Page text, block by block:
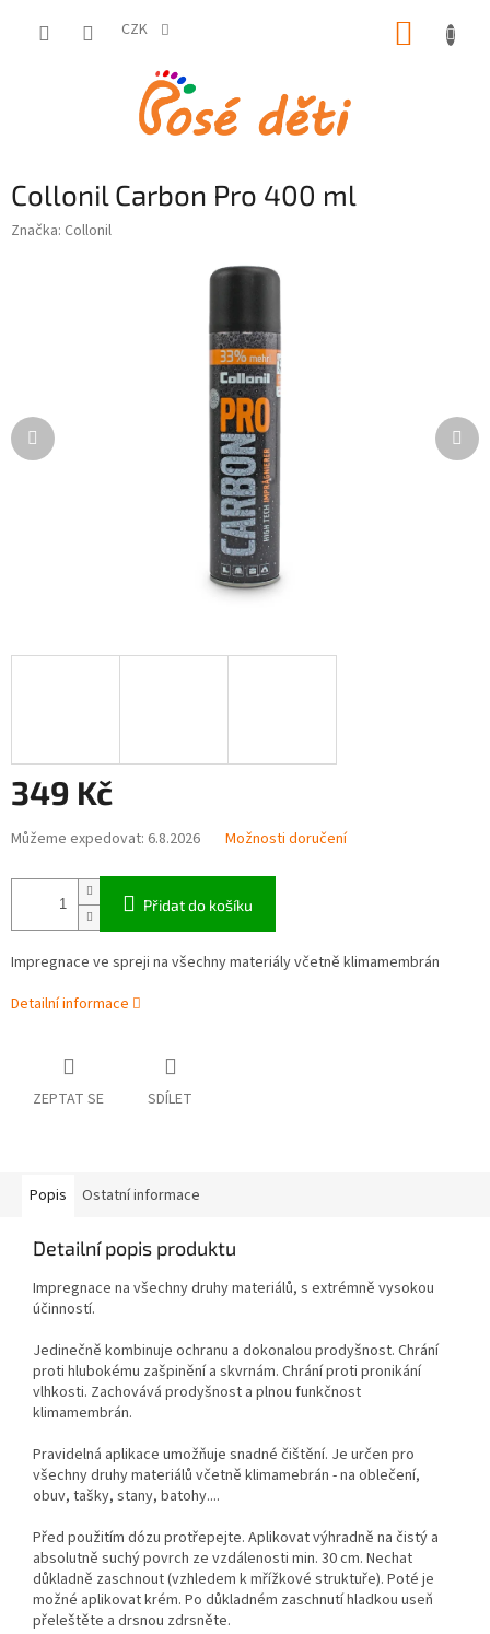
CZK
Collonil Carbon Pro 400 ml
Značka: Collonil
349 Kč
Měrná
cena:
Můžeme expedovat: 6.8.2026 Možnosti doručení
Přidat do košíku
Impregnace ve spreji na všechny materiály včetně klimamembrán
Detailní informace
ZEPTAT SE SDÍLET
Popis Ostatní informace
Detailní popis produktu
Impregnace na všechny druhy materiálů, s extrémně vysokou
účinností.
Jedinečně kombinuje ochranu a dokonalou prodyšnost. Chrání
proti hlubokému zašpinění a skvrnám. Chrání proti pronikání
vlhkosti. Zachovává prodyšnost a plnou funkčnost
klimamembrán.
Pravidelná aplikace umožňuje snadné čištění. Je určen pro
všechny druhy materiálů včetně klimamebrán - na oblečení,
obuv, tašky, stany, batohy....
Před použitím dózu protřepejte. Aplikovat výhradně na čistý a
absolutně suchý povrch ze vzdálenosti min. 30 cm. Nechat
důkladně zaschnout (vzhledem k mřížkové struktuře). Poté je
možné aplikovat krém. Po důkladném zaschnutí hladkou useň
přeleštěte a drsnou zdrsněte.